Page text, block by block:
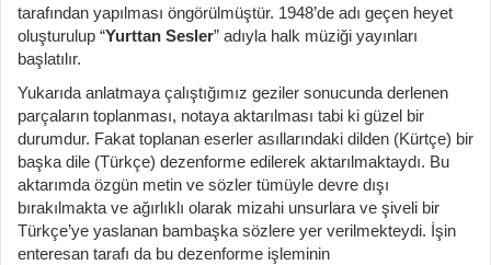
tarafından yapılması öngörülmüştür. 1948’de adı geçen heyet
oluşturulup “Yurttan Sesler” adıyla halk müziği yayınları
başlatılır.
Yukarıda anlatmaya çalıştığımız geziler sonucunda derlenen
parçaların toplanması, notaya aktarılması tabi ki güzel bir
durumdur. Fakat toplanan eserler asıllarındaki dilden (Kürtçe) bir
başka dile (Türkçe) dezenforme edilerek aktarılmaktaydı. Bu
aktarımda özgün metin ve sözler tümüyle devre dışı
bırakılmakta ve ağırlıklı olarak mizahi unsurlara ve şiveli bir
Türkçe’ye yaslanan bambaşka sözlere yer verilmekteydi. İşin
enteresan tarafı da bu dezenforme işleminin